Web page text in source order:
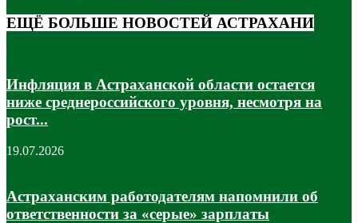
ЕЩЁ БОЛЬШЕ НОВОСТЕЙ АСТРАХАНИ
Инфляция в Астраханской области остается
ниже среднероссийского уровня, несмотря на
рост...
19.07.2026
Астраханским работодателям напомнили об
ответственности за «серые» зарплаты